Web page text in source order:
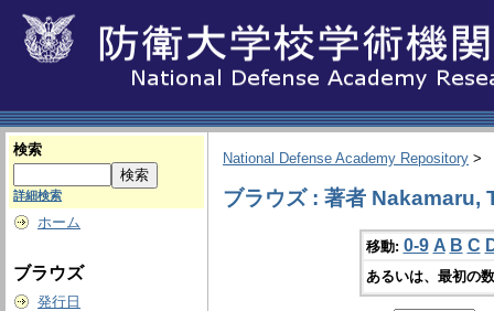
検索
詳細検索
ホーム
ブラウズ
発行日
National Defense Academy Repository >
ブラウズ : 著者 Nakamaru,
移動: 0-9 A B C
あるいは、最初の